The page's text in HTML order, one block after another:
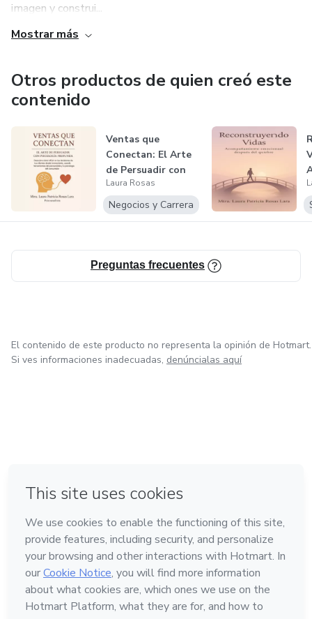
imagen y construi...
Mostrar más
Otros productos de quien creó este
contenido
Ventas que
Conectan: El Arte
de Persuadir con
Psicología Pro...
Laura Rosas
Negocios y Carrera
Preguntas frecuentes
El contenido de este producto no representa la opinión de Hotmart.
Si ves informaciones inadecuadas, denúncialas aquí
Hecho con❤ en Ciudad de México
Conoce Hotmart
Idioma